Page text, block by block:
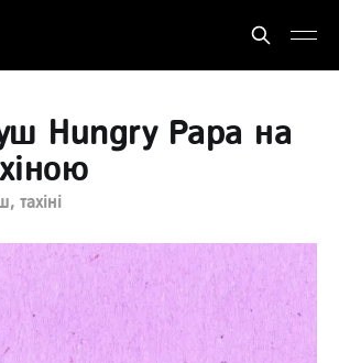
Hungry Papa на
тахіні